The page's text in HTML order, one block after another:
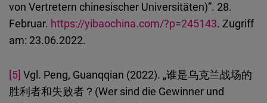
von Vertretern chinesischer Universitäten)”. 28.
Februar. https://yibaochina.com/?p=245143. Zugriff
am: 23.06.2022.
[5] Vgl. Peng, Guanqqian (2022). „谁是乌克兰战场的
胜利者和失败者？(Wer sind die Gewinner und